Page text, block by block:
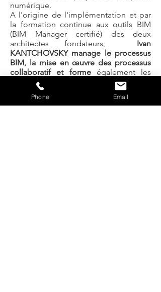
numérique.
A l'origine de l'implémentation et par
la formation continue aux outils BIM
(BIM Manager certifié) des deux
architectes fondateurs, Ivan
KANTCHOVSKY manage le processus
BIM, la mise en œuvre des processus
collaboratif et formeégalement les
architectes, ingénieurs et compagnons
du devoir sur le logiciel Revit
Autodesk.
Phone Email